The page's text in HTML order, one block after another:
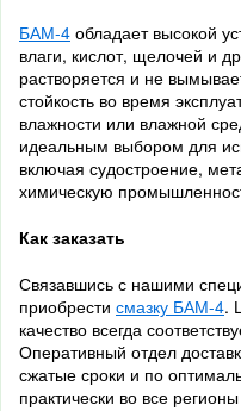
БАМ-4 обладает высокой
влаги, кислот, щелочей и
растворяется и не
стойкость во время
влажности или влажной
идеальным выбором для
включая судостроение,
химическую
Как заказать
Связавшись с нашими
приобрести смазку БАМ-4.
качество всегда
Оперативный отдел
сжатые сроки и по
практически во все